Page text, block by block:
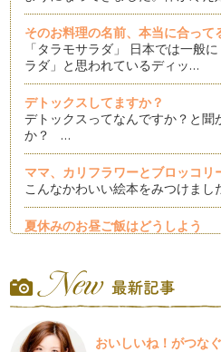
そのお料理の名前、本当に合って
「タラモサラダ」 日本では一般
ラダ」と思われているディッ…
デトックスしてますか？
デトックスってなんですか？と聞
か？ …
ママ、カリフラワーとブロッコリ
こんなかわいい絵本をみつけま
夏休みのお昼ご飯はどうしよう
夏野菜を涼しく食べよう
夏野菜がおいしい季節になりま
ち溢れていて、食べると元気にな
おいしいね！がつな